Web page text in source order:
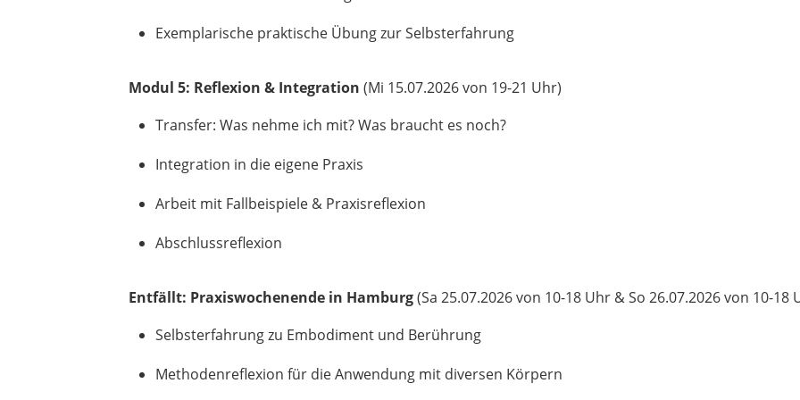
Exemplarische praktische Übung zur Selbsterfahrung
Modul 5: Reflexion & Integration (Mi 15.07.2026 von 19-21 Uhr)
Transfer: Was nehme ich mit? Was braucht es noch?
Integration in die eigene Praxis
Arbeit mit Fallbeispiele & Praxisreflexion
Abschlussreflexion
Entfällt: Praxiswochenende in Hamburg(Sa 25.07.2026 von 10-18 Uhr & So 26.07.2026 von 10-18
Selbsterfahrung zu Embodiment und Berührung
Methodenreflexion für die Anwendung mit diversen Körpern